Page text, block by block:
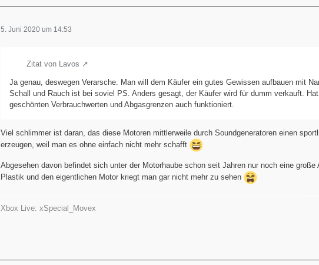
5. Juni 2020 um 14:53
Zitat von Lavos
Ja genau, deswegen Verarsche. Man will dem Käufer ein gutes Gewissen aufbauen mit
Schall und Rauch ist bei soviel PS. Anders gesagt, der Käufer wird für dumm verkauft.
geschönten Verbrauchwerten und Abgasgrenzen auch funktioniert.
Viel schlimmer ist daran, das diese Motoren mittlerweile durch Soundgeneratoren einen
erzeugen, weil man es ohne einfach nicht mehr schafft
Abgesehen davon befindet sich unter der Motorhaube schon seit Jahren nur noch eine große
Plastik und den eigentlichen Motor kriegt man gar nicht mehr zu sehen
Xbox Live: xSpecial_Movex